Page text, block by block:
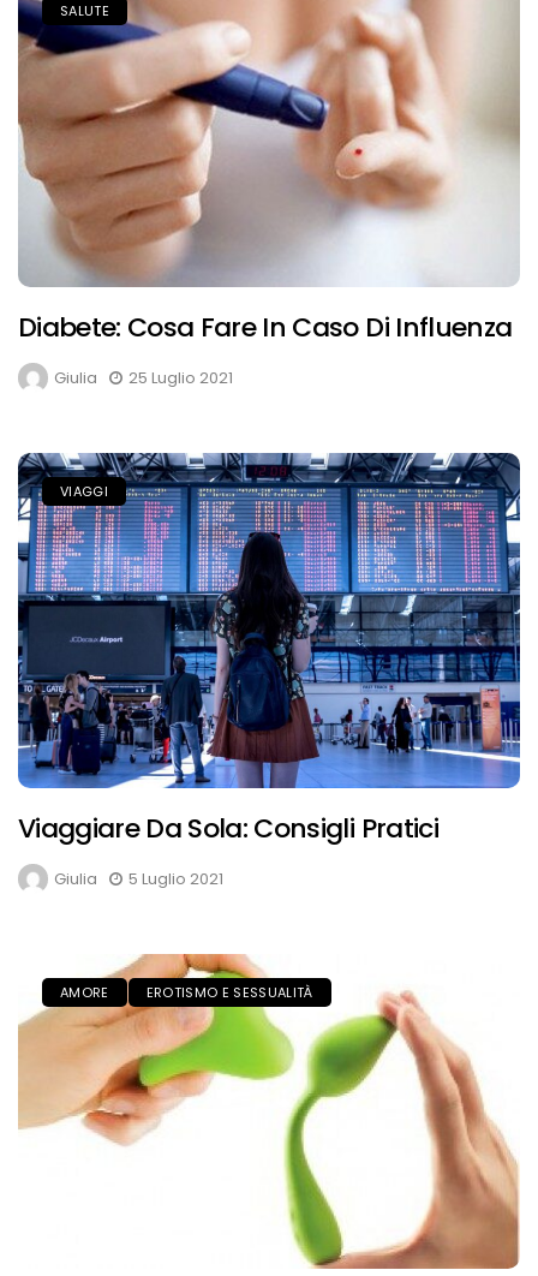
SALUTE
Diabete: Cosa Fare In Caso Di Influenza
Giulia 25 Luglio 2021
VIAGGI
Viaggiare Da Sola: Consigli Pratici
Giulia 5 Luglio 2021
AMORE EROTISMO E SESSUALITÀ